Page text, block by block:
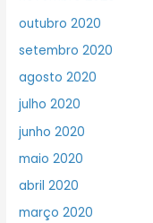
outubro 2020
setembro 2020
agosto 2020
julho 2020
junho 2020
maio 2020
abril 2020
março 2020